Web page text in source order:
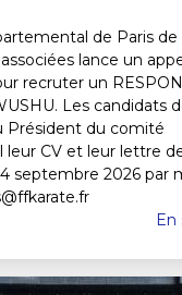
de Paris de
lance un
recruter un
Les candidats
Président du comité
leur CV et leur lettre
septembre 2026 par
En